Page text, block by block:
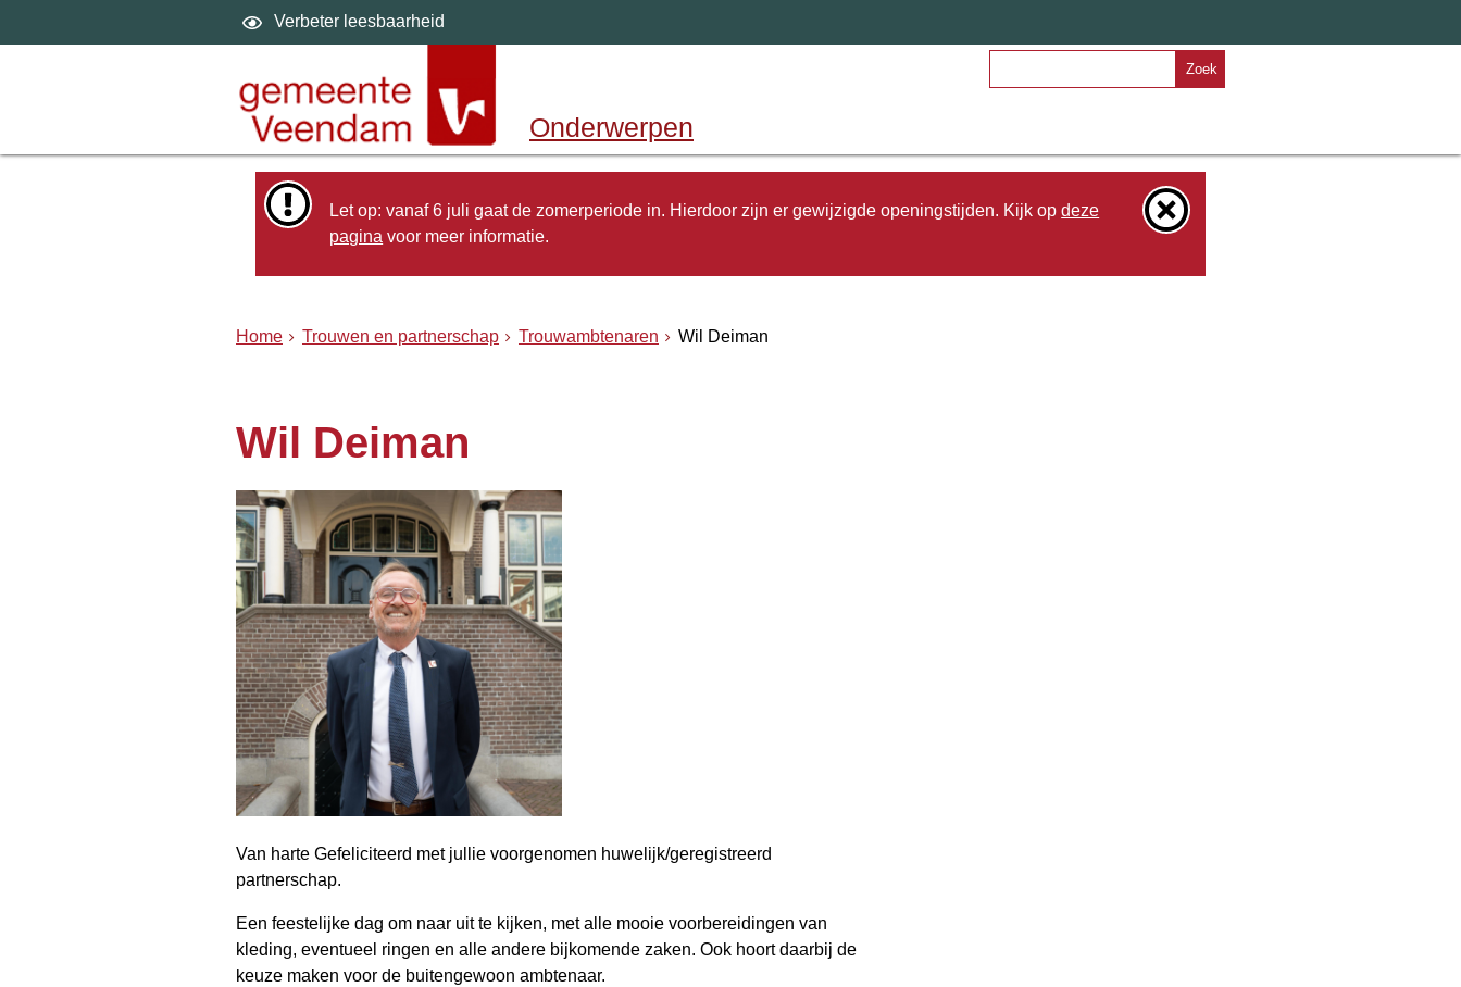
Verbeter leesbaarheid
Zoek
Onderwerpen
Let op: vanaf 6 juli gaat de zomerperiode in. Hierdoor zijn er gewijzigde openingstijden. Kijk opdeze
pagina voor meer informatie.
Home Trouwen en partnerschap Trouwambtenaren Wil Deiman
Wil Deiman
Van harte Gefeliciteerd met jullie voorgenomen huwelijk/geregistreerd
partnerschap.
Een feestelijke dag om naar uit te kijken, met alle mooie voorbereidingen van
kleding, eventueel ringen en alle andere bijkomende zaken. Ook hoort daarbij de
keuze maken voor de buitengewoon ambtenaar.